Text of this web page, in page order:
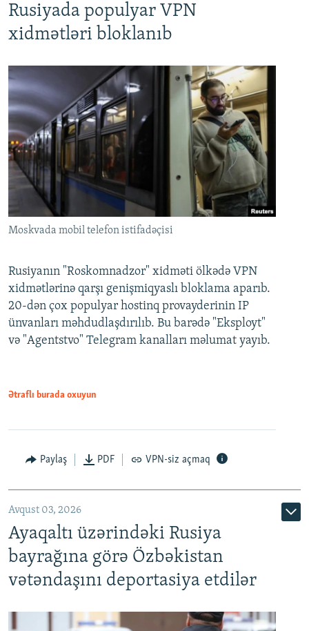
Rusiyada populyar VPN
xidmətləri bloklanıb
Moskvada mobil telefon istifadəçisi
Rusiyanın "Roskomnadzor" xidməti ölkədə VPN
xidmətlərinə qarşı genişmiqyaslı bloklama aparıb.
20-dən çox populyar hostinq provayderinin IP
ünvanları məhdudlaşdırılıb. Bu barədə "Eksployt"
və "Agentstvo" Telegram kanalları məlumat yayıb.
Ətraflı burada oxuyun
Paylaş PDF VPN-siz açmaq
Avqust 03, 2026
Ayaqaltı üzərindəki Rusiya
bayrağına görə Özbəkistan
vətəndaşını deportasiya etdilər